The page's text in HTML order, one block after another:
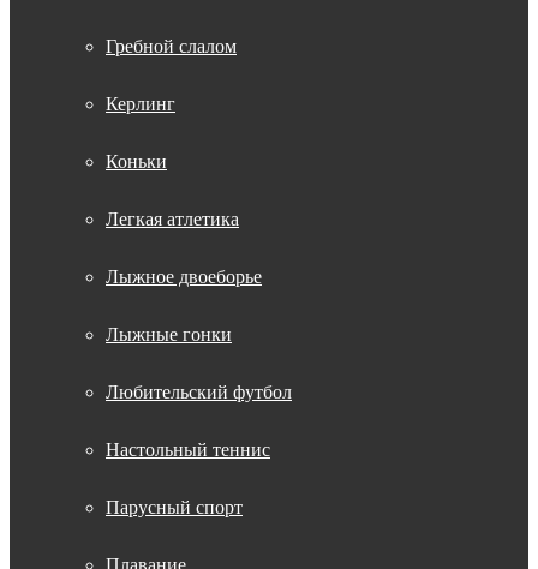
Гребной слалом
Керлинг
Коньки
Легкая атлетика
Лыжное двоеборье
Лыжные гонки
Любительский футбол
Настольный теннис
Парусный спорт
Плавание